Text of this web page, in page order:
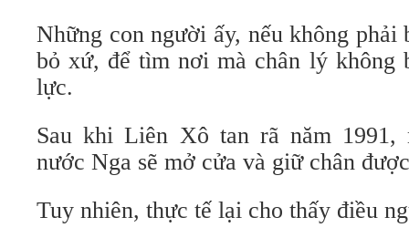
Những con người ấy, nếu không phải
bỏ xứ, để tìm nơi mà chân lý không
lực.
Sau khi Liên Xô tan rã năm 1991,
nước Nga sẽ mở cửa và giữ chân
Tuy nhiên, thực tế lại cho thấy điều